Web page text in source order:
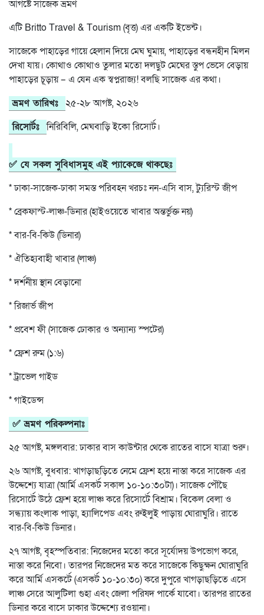
আগষ্টে সাজেক ভ্রমণ
এটি Britto Travel & Tourism (বৃত্ত) এর একটি ইভেন্ট।
সাজেকে পাহাড়ের গায়ে হেলান দিয়ে মেঘ ঘুমায়, পাহাড়ের বন্ধনহীন মিলন
দেখা যায়। কোথাও কোথাও তুলার মতো দলছুট মেঘের স্তুপ ভেসে বেড়ায়
পাহাড়ের চূড়ায় – এ যেন এক স্বপ্নরাজ্য! বলছি সাজেক এর কথা।
ভ্রমণ তারিখঃ ২৫-২৮ আগষ্ট, ২০২৬
রিসোর্টঃ নিরিবিলি, মেঘবাড়ি ইকো রিসোর্ট।
✅ যে সকল সুবিধাসমুহ এই প্যাকেজে থাকছেঃ
* ঢাকা-সাজেক-ঢাকা সমস্ত পরিবহন খরচঃ নন-এসি বাস, ট্যুরিস্ট জীপ
* ব্রেকফাস্ট-লাঞ্চ-ডিনার (হাইওয়েতে খাবার অন্তর্ভুক্ত নয়)
* বার-বি-কিউ (ডিনার)
* ঐতিহ্যবাহী খাবার (লাঞ্চ)
* দর্শনীয় স্থান বেড়ানো
* রিজার্ভ জীপ
* প্রবেশ ফী (সাজেক ঢোকার ও অন্যান্য স্পটের)
* ফ্রেশ রুম (১:৬)
* ট্রাভেল গাইড
* গাইডেন্স
✅ ভ্রমণ পরিকল্পনাঃ
২৫ আগষ্ট, মঙ্গলবার: ঢাকার বাস কাউন্টার থেকে রাতের বাসে যাত্রা শুরু।
২৬ আগষ্ট, বুধবার: খাগড়াছড়িতে নেমে ফ্রেশ হয়ে নাস্তা করে সাজেক এর
উদ্দেশ্যে যাত্রা (আর্মি এসকর্ট সকাল ১০-১০:৩০টা)। সাজেক পৌছৈ
রিসোর্টে উঠে ফ্রেশ হয়ে লাঞ্চ করে রিসোর্টে বিশ্রাম। বিকেল বেলা ও
সন্ধ্যায় কংলাক পাড়া, হ্যালিপেড এবং রুইলুই পাড়ায় ঘোরাঘুরি। রাতে
বার-বি-কিউ ডিনার।
২৭ আগষ্ট, বৃহস্পতিবার: নিজেদের মতো করে সূর্যোদয় উপভোগ করে,
নাস্তা করে নিবো। তারপর নিজেদের মত করে সাজেকে কিছুক্ষন ঘোরাঘুরি
করে আর্মি এসকর্টে (এসকর্ট ১০-১০:৩০) করে দুপুরে খাগড়াছড়িতে এসে
লাঞ্চ সেরে আলুটিলা গুহা এবং জেলা পরিষদ পার্কে যাবো। তারপর রাতের
ডিনার করে বাসে ঢাকার উদ্দেশ্যে রওয়ানা।